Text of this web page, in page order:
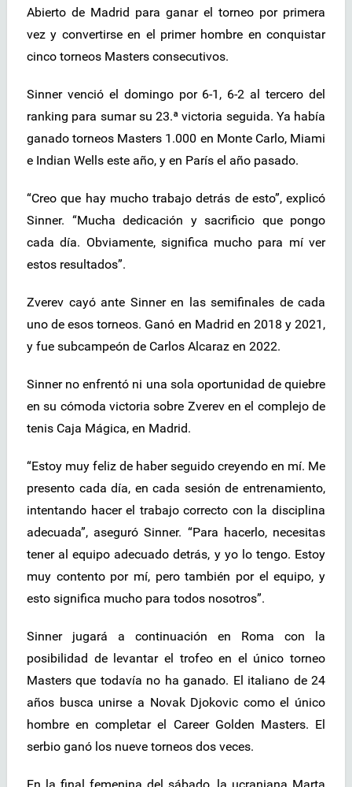
Abierto de Madrid para ganar el torneo por primera
vez y convertirse en el primer hombre en conquistar
cinco torneos Masters consecutivos.
Sinner venció el domingo por 6-1, 6-2 al tercero del
ranking para sumar su 23.ª victoria seguida. Ya había
ganado torneos Masters 1.000 en Monte Carlo, Miami
e Indian Wells este año, y en París el año pasado.
“Creo que hay mucho trabajo detrás de esto”, explicó
Sinner. “Mucha dedicación y sacrificio que pongo
cada día. Obviamente, significa mucho para mí ver
estos resultados”.
Zverev cayó ante Sinner en las semifinales de cada
uno de esos torneos. Ganó en Madrid en 2018 y 2021,
y fue subcampeón de Carlos Alcaraz en 2022.
Sinner no enfrentó ni una sola oportunidad de quiebre
en su cómoda victoria sobre Zverev en el complejo de
tenis Caja Mágica, en Madrid.
“Estoy muy feliz de haber seguido creyendo en mí. Me
presento cada día, en cada sesión de entrenamiento,
intentando hacer el trabajo correcto con la disciplina
adecuada”, aseguró Sinner. “Para hacerlo, necesitas
tener al equipo adecuado detrás, y yo lo tengo. Estoy
muy contento por mí, pero también por el equipo, y
esto significa mucho para todos nosotros”.
Sinner jugará a continuación en Roma con la
posibilidad de levantar el trofeo en el único torneo
Masters que todavía no ha ganado. El italiano de 24
años busca unirse a Novak Djokovic como el único
hombre en completar el Career Golden Masters. El
serbio ganó los nueve torneos dos veces.